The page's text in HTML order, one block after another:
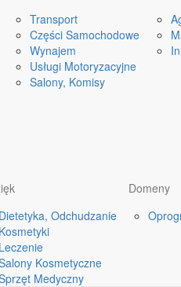
Transport
Części Samochodowe
Wynajem
Usługi Motoryzacyjne
Salony, Komisy
Dietetyka, Odchudzanie
Kosmetyki
Leczenie
Kosmetyczne
Medyczny
Domeny